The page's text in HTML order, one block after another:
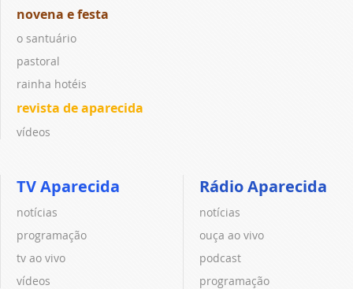
novena e festa
o santuário
pastoral
rainha hotéis
revista de aparecida
vídeos
TV Aparecida
notícias
programação
tv ao vivo
vídeos
Rádio Aparecida
notícias
ouça ao vivo
podcast
programação